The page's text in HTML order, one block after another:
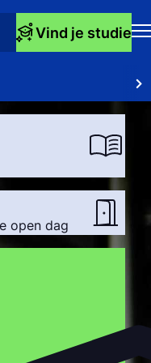
Vind je studie
open dag